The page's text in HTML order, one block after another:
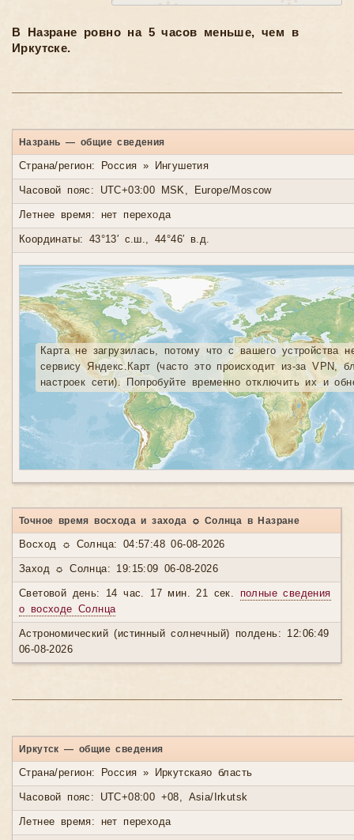
В Назране ровно на 5 часов меньше, чем в
Иркутске.
Назрань — общие сведения
Страна/регион: Россия » Ингушетия
Часовой пояс: UTC+03:00 MSK, Europe/Moscow
Летнее время: нет перехода
Координаты: 43°13′ с.ш., 44°46′ в.д.
Карта не загрузилась, потому что с вашего устройства
сервису Яндекс.Карт (часто это происходит из-за VPN,
настроек сети). Попробуйте временно отключить их и
Точное время восхода и захода ☼ Солнца в Назране
Восход ☼ Солнца: 04:57:48 06-08-2026
Заход ☼ Солнца: 19:15:09 06-08-2026
Световой день: 14 час. 17 мин. 21 сек. полные сведения
о восходе Солнца
Астрономический (истинный солнечный) полдень: 12:06:49
06-08-2026
Иркутск — общие сведения
Страна/регион: Россия » Иркутскаяо бласть
Часовой пояс: UTC+08:00 +08, Asia/Irkutsk
Летнее время: нет перехода